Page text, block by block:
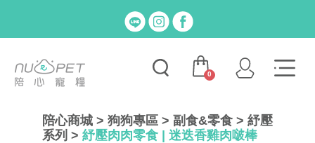
0
陪心商城 > 狗狗專區 > 副食&零食 > 紓壓
系列 > 紓壓肉肉零食 | 迷迭香雞肉啵棒